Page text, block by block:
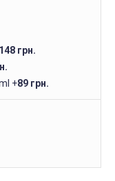
148 грн.
+89 грн.